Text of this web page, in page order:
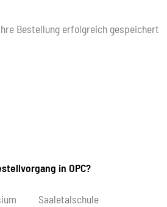
Bestellung erfolgreich gespeichert
in OPC?
Saaletalschule